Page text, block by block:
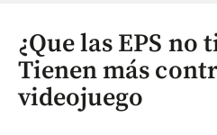
¿Que las EPS
Tienen más
videojuego